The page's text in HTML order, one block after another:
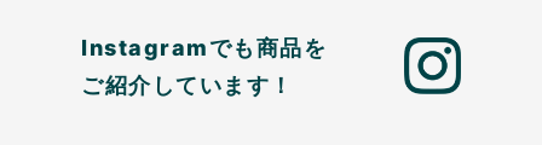
Instagramでも商品を
ご紹介しています！